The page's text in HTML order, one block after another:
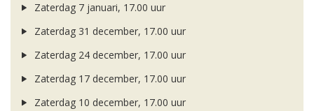
Zaterdag 7 januari, 17.00 uur
Zaterdag 31 december, 17.00 uur
Zaterdag 24 december, 17.00 uur
Zaterdag 17 december, 17.00 uur
Zaterdag 10 december, 17.00 uur